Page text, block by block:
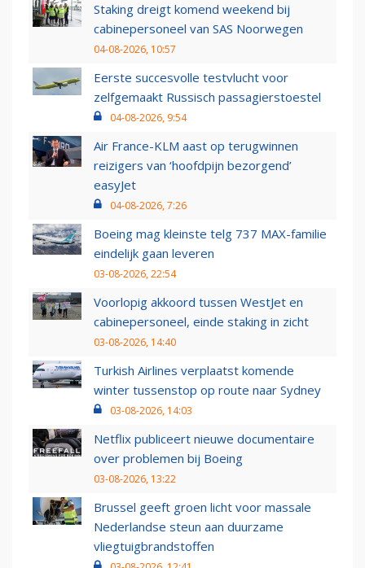
Staking dreigt komend weekend bij
cabinepersoneel van SAS Noorwegen
04-08-2026, 10:57
Eerste succesvolle testvlucht voor
zelfgemaakt Russisch passagierstoestel
04-08-2026, 9:54
Air France-KLM aast op terugwinnen
reizigers van ‘hoofdpijn bezorgend’
easyJet
04-08-2026, 7:26
Boeing mag kleinste telg 737 MAX-familie
eindelijk gaan leveren
03-08-2026, 22:54
Voorlopig akkoord tussen WestJet en
cabinepersoneel, einde staking in zicht
03-08-2026, 14:40
Turkish Airlines verplaatst komende
winter tussenstop op route naar Sydney
03-08-2026, 14:03
Netflix publiceert nieuwe documentaire
over problemen bij Boeing
03-08-2026, 13:22
Brussel geeft groen licht voor massale
Nederlandse steun aan duurzame
vliegtuigbrandstoffen